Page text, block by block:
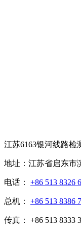
江苏6163银河线路检
地址：江苏省启东市
电话： +86 513 8326
总机： +86 513 8386
传真： +86 513 8333